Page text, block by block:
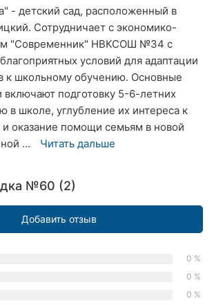
- детский сад, расположенный в
Сотрудничает с экономико-
"Современник" НВКСОШ №34 с
условий для адаптации
к школьному обучению. Основные
включают подготовку 5-6-летних
в школе, углубление их интереса к
оказание помощи семьям в новой
...
Читать дальше
№60 (2)
Добавить отзыв
0 %
0 %
0 %